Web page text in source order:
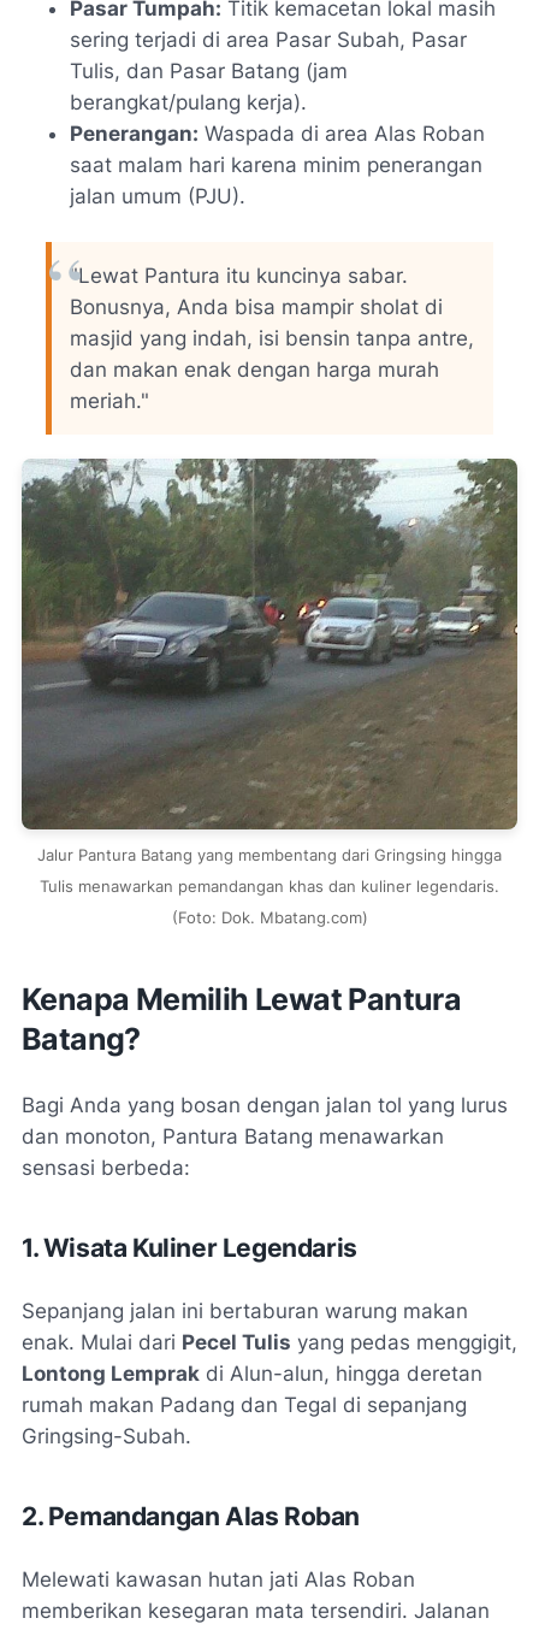
Pasar Tumpah: Titik kemacetan lokal masih
sering terjadi di area Pasar Subah, Pasar
Tulis, dan Pasar Batang (jam
berangkat/pulang kerja).
Penerangan: Waspada di area Alas Roban
saat malam hari karena minim penerangan
jalan umum (PJU).
"Lewat Pantura itu kuncinya sabar.
Bonusnya, Anda bisa mampir sholat di
masjid yang indah, isi bensin tanpa antre,
dan makan enak dengan harga murah
meriah."
Jalur Pantura Batang yang membentang dari Gringsing hingga
Tulis menawarkan pemandangan khas dan kuliner legendaris.
(Foto: Dok. Mbatang.com)
Kenapa Memilih Lewat Pantura
Batang?
Bagi Anda yang bosan dengan jalan tol yang lurus
dan monoton, Pantura Batang menawarkan
sensasi berbeda:
1. Wisata Kuliner Legendaris
Sepanjang jalan ini bertaburan warung makan
enak. Mulai dari Pecel Tulis yang pedas menggigit,
Lontong Lemprak di Alun-alun, hingga deretan
rumah makan Padang dan Tegal di sepanjang
Gringsing-Subah.
2. Pemandangan Alas Roban
Melewati kawasan hutan jati Alas Roban
memberikan kesegaran mata tersendiri. Jalanan